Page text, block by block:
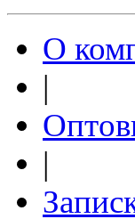
О
|
|